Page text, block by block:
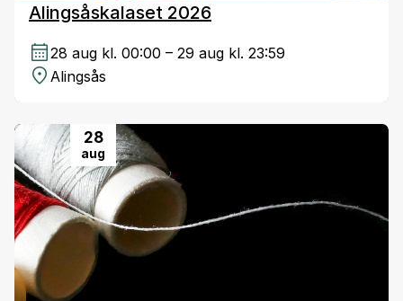
Alingsåskalaset 2026
28 aug kl. 00:00 – 29 aug kl. 23:59
Alingsås
28
aug